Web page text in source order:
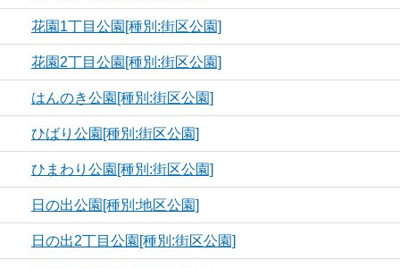
花園1丁目公園[種別:街区公園]
花園2丁目公園[種別:街区公園]
はんのき公園[種別:街区公園]
ひばり公園[種別:街区公園]
ひまわり公園[種別:街区公園]
日の出公園[種別:地区公園]
日の出2丁目公園[種別:街区公園]